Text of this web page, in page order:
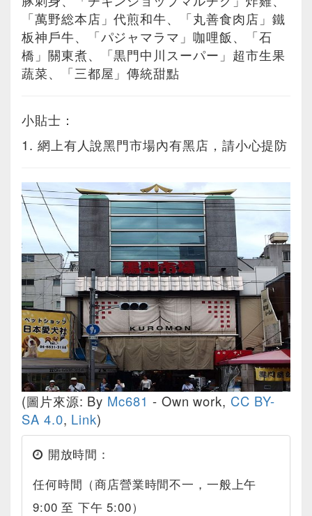
「萬野総本店」代煎和牛、「丸善食肉店」鐵
板神戶牛、「パジャマラマ」咖哩飯、「石
橋」關東煮、「黒門中川スーパー」超市生果
蔬菜、「三都屋」傳統甜點
小貼士：
1. 網上有人說黑門市場內有黑店，請小心提防
(圖片來源: By Mc681 - Own work, CC BY-
SA 4.0, Link)
開放時間：
任何時間（商店營業時間不一，一般上午
9:00 至 下午 5:00）